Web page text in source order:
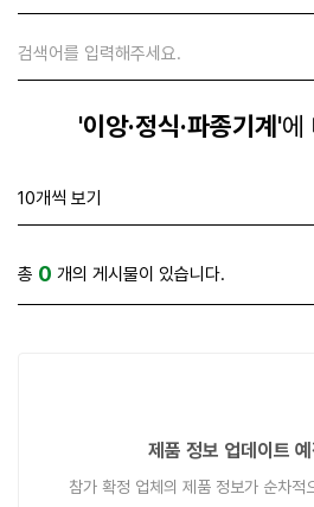
'이앙·정식·파종기계'에
총 0 개의 게시물이 있습니다.
제품 정보 업데이트
참가 확정 업체의 제품 정보가 순차적